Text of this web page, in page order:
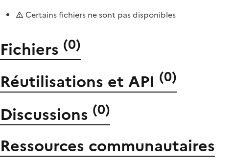
Certains fichiers ne sont pas disponibles
Fichiers (0)
Réutilisations et API (0)
Discussions (0)
Ressources communautaires